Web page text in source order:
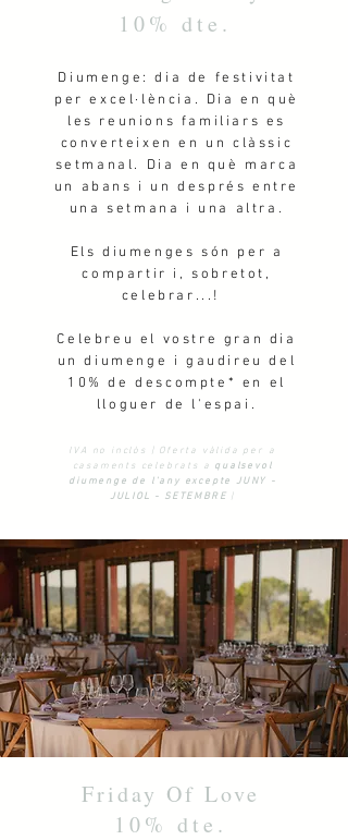
10% dte.
Diumenge: dia de festivitat
per excel·lència. Dia en què
les reunions familiars es
converteixen en un clàssic
setmanal. Dia en què marca
un abans i un després entre
una setmana i una altra.
Els diumenges són per a
compartir i, sobretot,
celebrar...! ​
Celebreu el vostre gran dia
un diumenge i gaudireu del
10% de descompte* en el
lloguer de l'espai.
IVA no inclòs | Oferta vàlida per a
casaments celebrats a qualsevol
diumenge de l'any excepte JUNY -
JULIOL - SETEMBRE |
Friday Of Love
10% dte.